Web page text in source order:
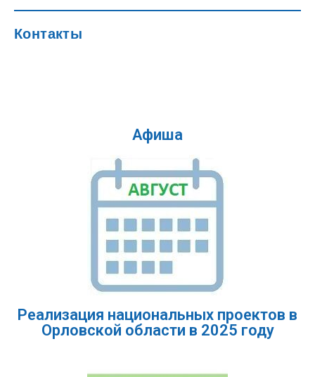
Контакты
Афиша
Реализация национальных проектов в
Орловской области в 2025 году